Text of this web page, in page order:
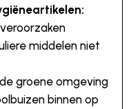
middelen niet
groene omgeving
binnen op